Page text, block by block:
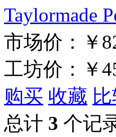
Taylormade
市场价：
￥
工坊价：
￥
购买 收藏
总计 3 个记